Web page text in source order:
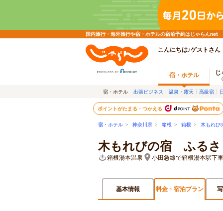
国内旅行・海外旅行や宿・ホテルの宿泊予約はじゃらんnet
こんにちは♪ゲストさん
宿・ホテル じ
宿・ホテル 出張ビジネス 温泉・露天 高級宿
ポイントがたまる・つかえる
宿・ホテル > 神奈川県 > 箱根 > 箱根 > 木もれ
木もれびの宿 ふるさ
箱根湯本温泉 小田急線で箱根湯本駅下
基本情報 料金・宿泊プラン